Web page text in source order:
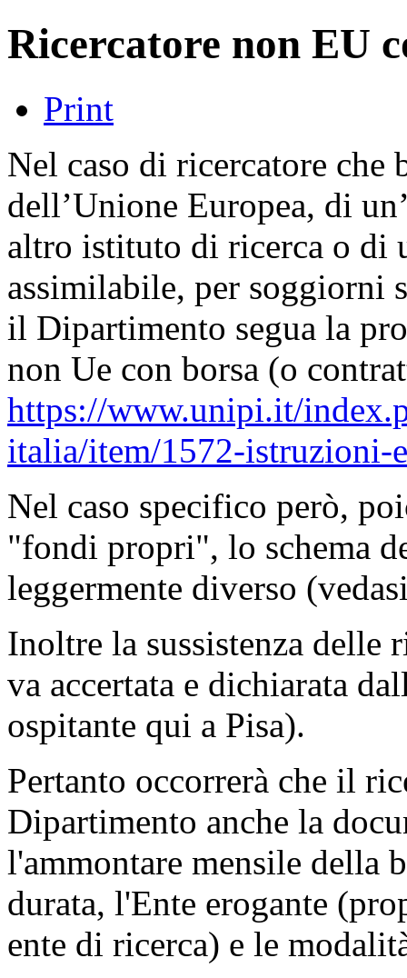
Ricercatore non EU
Print
Nel caso di ricercatore
dell’Unione Europea, di
altro istituto di ricerca o di
assimilabile, per soggiorni
il Dipartimento segua la
non Ue con borsa (o
https://www.unipi.it/
italia/item/1572-istruzioni-
Nel caso specifico però,
"fondi propri", lo schema
leggermente diverso
Inoltre la sussistenza delle
va accertata e dichiarata
ospitante qui a Pisa).
Pertanto occorrerà che il
Dipartimento anche la
l'ammontare mensile della
durata, l'Ente erogante
ente di ricerca) e le